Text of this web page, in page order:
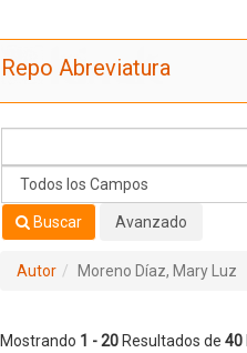
Luz'
Repo Abreviatura
Buscar Avanzado
Autor Moreno Díaz, Mary Luz
Mostrando 1 - 20 Resultados de 40